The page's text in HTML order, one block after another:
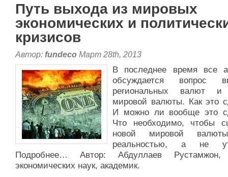
Путь выхода из мировых
экономических и
кризисов
Автор: fundeco Март 28th, 2013
В последнее время все
обсуждается вопрос
региональных валют
мировой валюты. Как это
И можно ли вообще это
Что необходимо, чтобы
новой мировой
реальностью, а не
Подробнее… Автор: Абдуллаев Рустамжон,
экономических наук, академик.